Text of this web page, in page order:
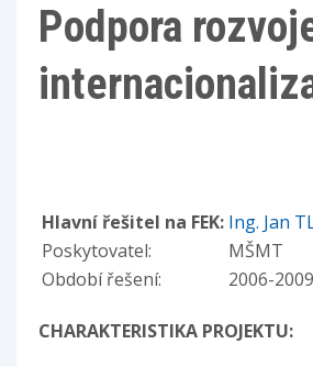
Podpora
Hlavní řešitel na FEK: Ing. Jan
Poskytovatel:
MŠMT
Období řešení:
2006-2009
CHARAKTERISTIKA PROJEKTU: